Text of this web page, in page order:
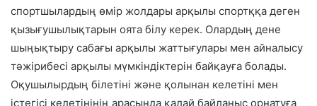
спортшылардың өмір жолдары арқылы спортққа деген
қызығушылықтарын оята білу керек. Олардың дене
шыңықтыру сабағы арқылы жаттығулары мен айналысу
тәжірибесі арқылы мүмкіндіктерін байқауға болады.
Оқушылырдың білетіні және қолынан келетіні мен
істегісі келетінінің арасында қалай байланыс орнатуға